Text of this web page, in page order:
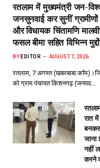
रतलाम में मुख्यमंत्री जन-
जनसुनवाई कर सुनीं
और विधायक चिंतामणि
फसल बीमा सहित विभिन्न
BY EDITOR AUGUST 7, 2026
रतलाम, 7 अगस्त
को ग्राम पंचायत किशनगढ़ (जनपद…
रात
बनकर
जाना
नहीं
करने